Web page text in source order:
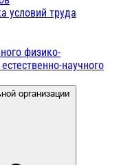
условий труда
физико-
научного
организации